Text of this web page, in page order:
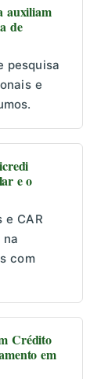
auxiliam
de
pesquisa
e
e o
e CAR
com
Crédito
em